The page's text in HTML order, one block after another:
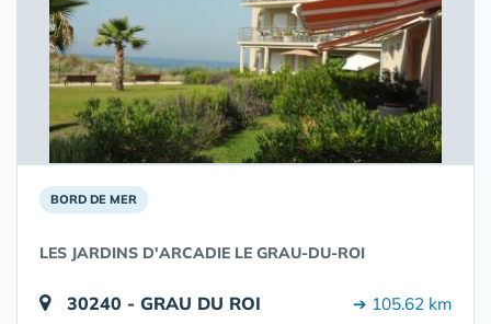
BORD DE MER
LES JARDINS D'ARCADIE LE GRAU-DU-ROI
30240 - GRAU DU ROI ➔ 105.62 km